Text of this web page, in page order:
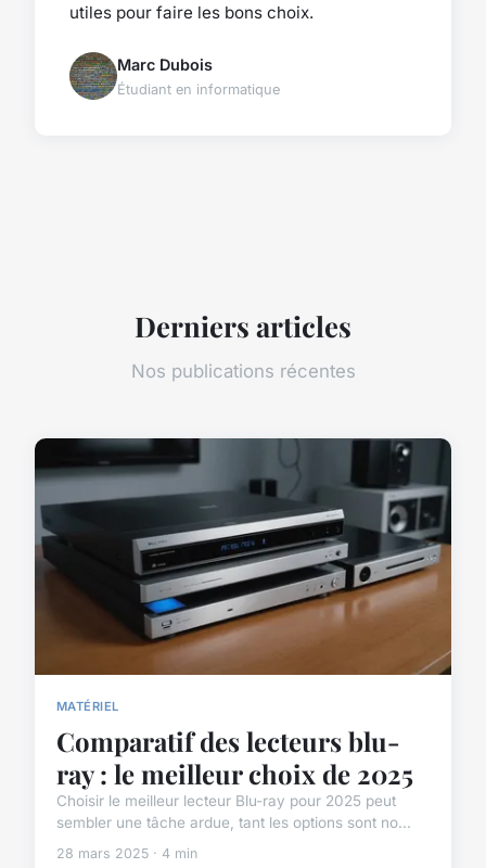
utiles pour faire les bons choix.
Marc Dubois
Étudiant en informatique
Derniers articles
Nos publications récentes
MATÉRIEL
Comparatif des lecteurs blu-
ray : le meilleur choix de 2025
Choisir le meilleur lecteur Blu-ray pour 2025 peut
sembler une tâche ardue, tant les options sont no...
28 mars 2025 · 4 min